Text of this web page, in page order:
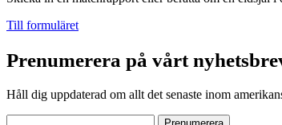
Till formuläret
Prenumerera på vårt
Håll dig uppdaterad om allt det senaste inom